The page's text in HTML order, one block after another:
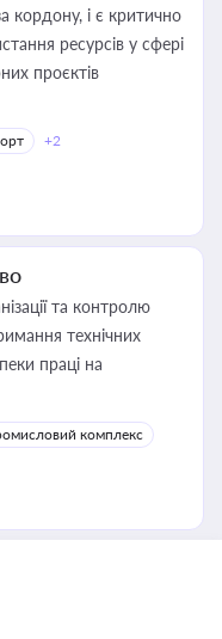
кордону, і є критично
ресурсів у сфері
проєктів
+2
та контролю
технічних
праці на
комплекс